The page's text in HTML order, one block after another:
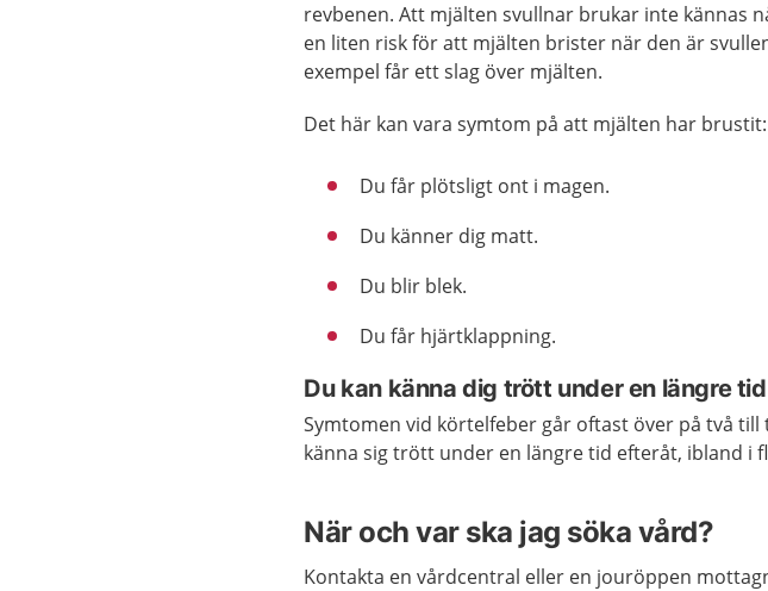
revbenen. Att mjälten svullnar brukar inte kännas
en liten risk för att mjälten brister när den är
exempel får ett slag över mjälten.
Det här kan vara symtom på att mjälten har brustit:
Du får plötsligt ont i magen.
Du känner dig matt.
Du blir blek.
Du får hjärtklappning.
Du kan känna dig trött under en längre
Symtomen vid körtelfeber går oftast över på två
känna sig trött under en längre tid efteråt, ibland i
När och var ska jag söka vård?
Kontakta en vårdcentral eller en jouröppen